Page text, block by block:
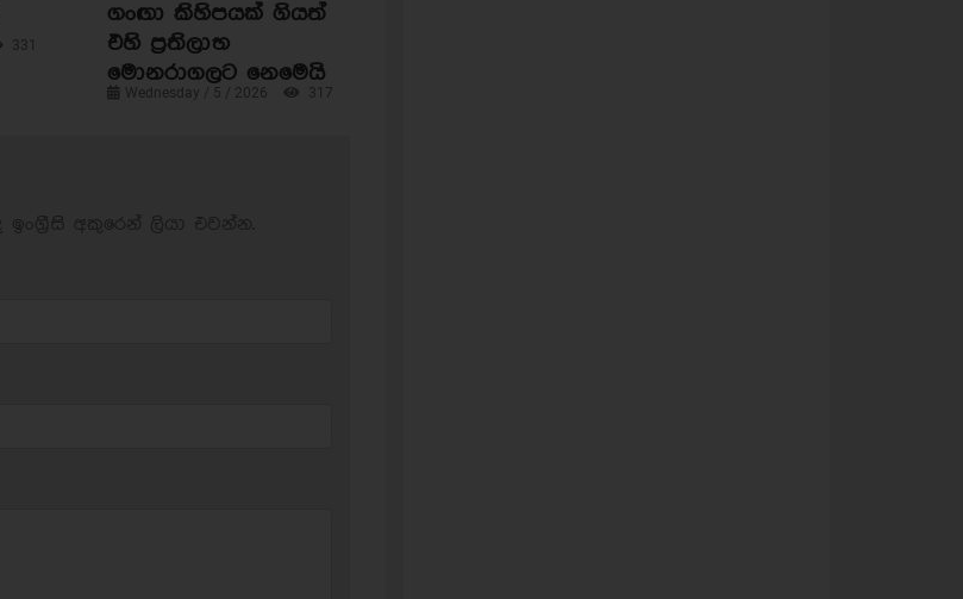
331
ගංඟා කිහිපයක් ගියත්
එහි ප්‍රතිලාභ
මොනරාගලට නෙමෙයි
Wednesday / 5 / 2026 317